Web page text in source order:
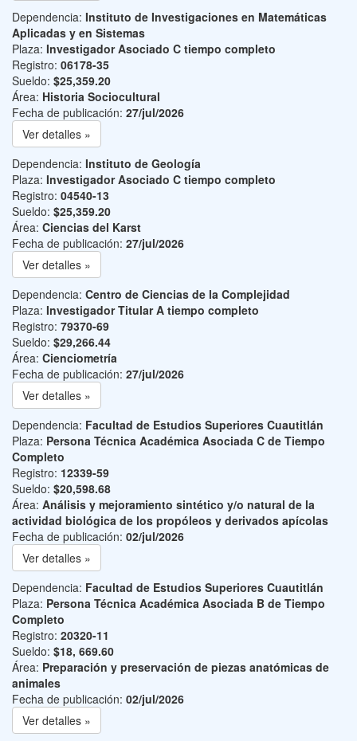
Dependencia: Instituto de Investigaciones en Matemáticas
Aplicadas y en Sistemas
Plaza: Investigador Asociado C tiempo completo
Registro: 06178-35
Sueldo: $25,359.20
Área: Historia Sociocultural
Fecha de publicación: 27/jul/2026
Ver detalles »
Dependencia: Instituto de Geología
Plaza: Investigador Asociado C tiempo completo
Registro: 04540-13
Sueldo: $25,359.20
Área: Ciencias del Karst
Fecha de publicación: 27/jul/2026
Ver detalles »
Dependencia: Centro de Ciencias de la Complejidad
Plaza: Investigador Titular A tiempo completo
Registro: 79370-69
Sueldo: $29,266.44
Área: Cienciometría
Fecha de publicación: 27/jul/2026
Ver detalles »
Dependencia: Facultad de Estudios Superiores Cuautitlán
Plaza: Persona Técnica Académica Asociada C de Tiempo
Completo
Registro: 12339-59
Sueldo: $20,598.68
Área: Análisis y mejoramiento sintético y/o natural de la
actividad biológica de los propóleos y derivados apícolas
Fecha de publicación: 02/jul/2026
Ver detalles »
Dependencia: Facultad de Estudios Superiores Cuautitlán
Plaza: Persona Técnica Académica Asociada B de Tiempo
Completo
Registro: 20320-11
Sueldo: $18, 669.60
Área: Preparación y preservación de piezas anatómicas de
animales
Fecha de publicación: 02/jul/2026
Ver detalles »